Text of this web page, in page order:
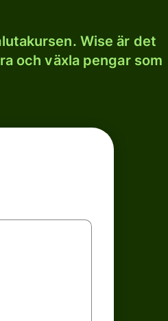
Wise är det
och växla pengar som